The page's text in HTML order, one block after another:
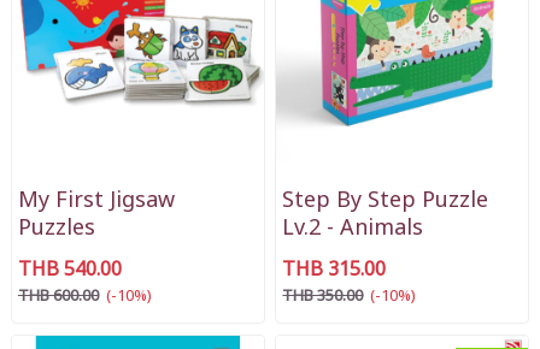
My First Jigsaw
Puzzles
THB 540.00
THB 600.00 (-10%)
Step By Step Puzzle
Lv.2 - Animals
THB 315.00
THB 350.00 (-10%)